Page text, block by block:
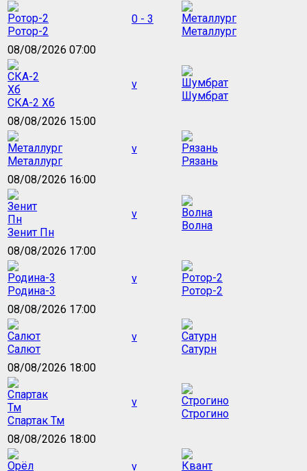
Ротор-2
0 - 3
Металлург
08/08/2026 07:00
СКА-2 Хб
v
Шумбрат
08/08/2026 15:00
Металлург
v
Рязань
08/08/2026 16:00
Зенит Пн
v
Волна
08/08/2026 17:00
Родина-3
v
Ротор-2
08/08/2026 17:00
Салют
v
Сатурн
08/08/2026 18:00
Спартак Тм
v
Строгино
08/08/2026 18:00
v